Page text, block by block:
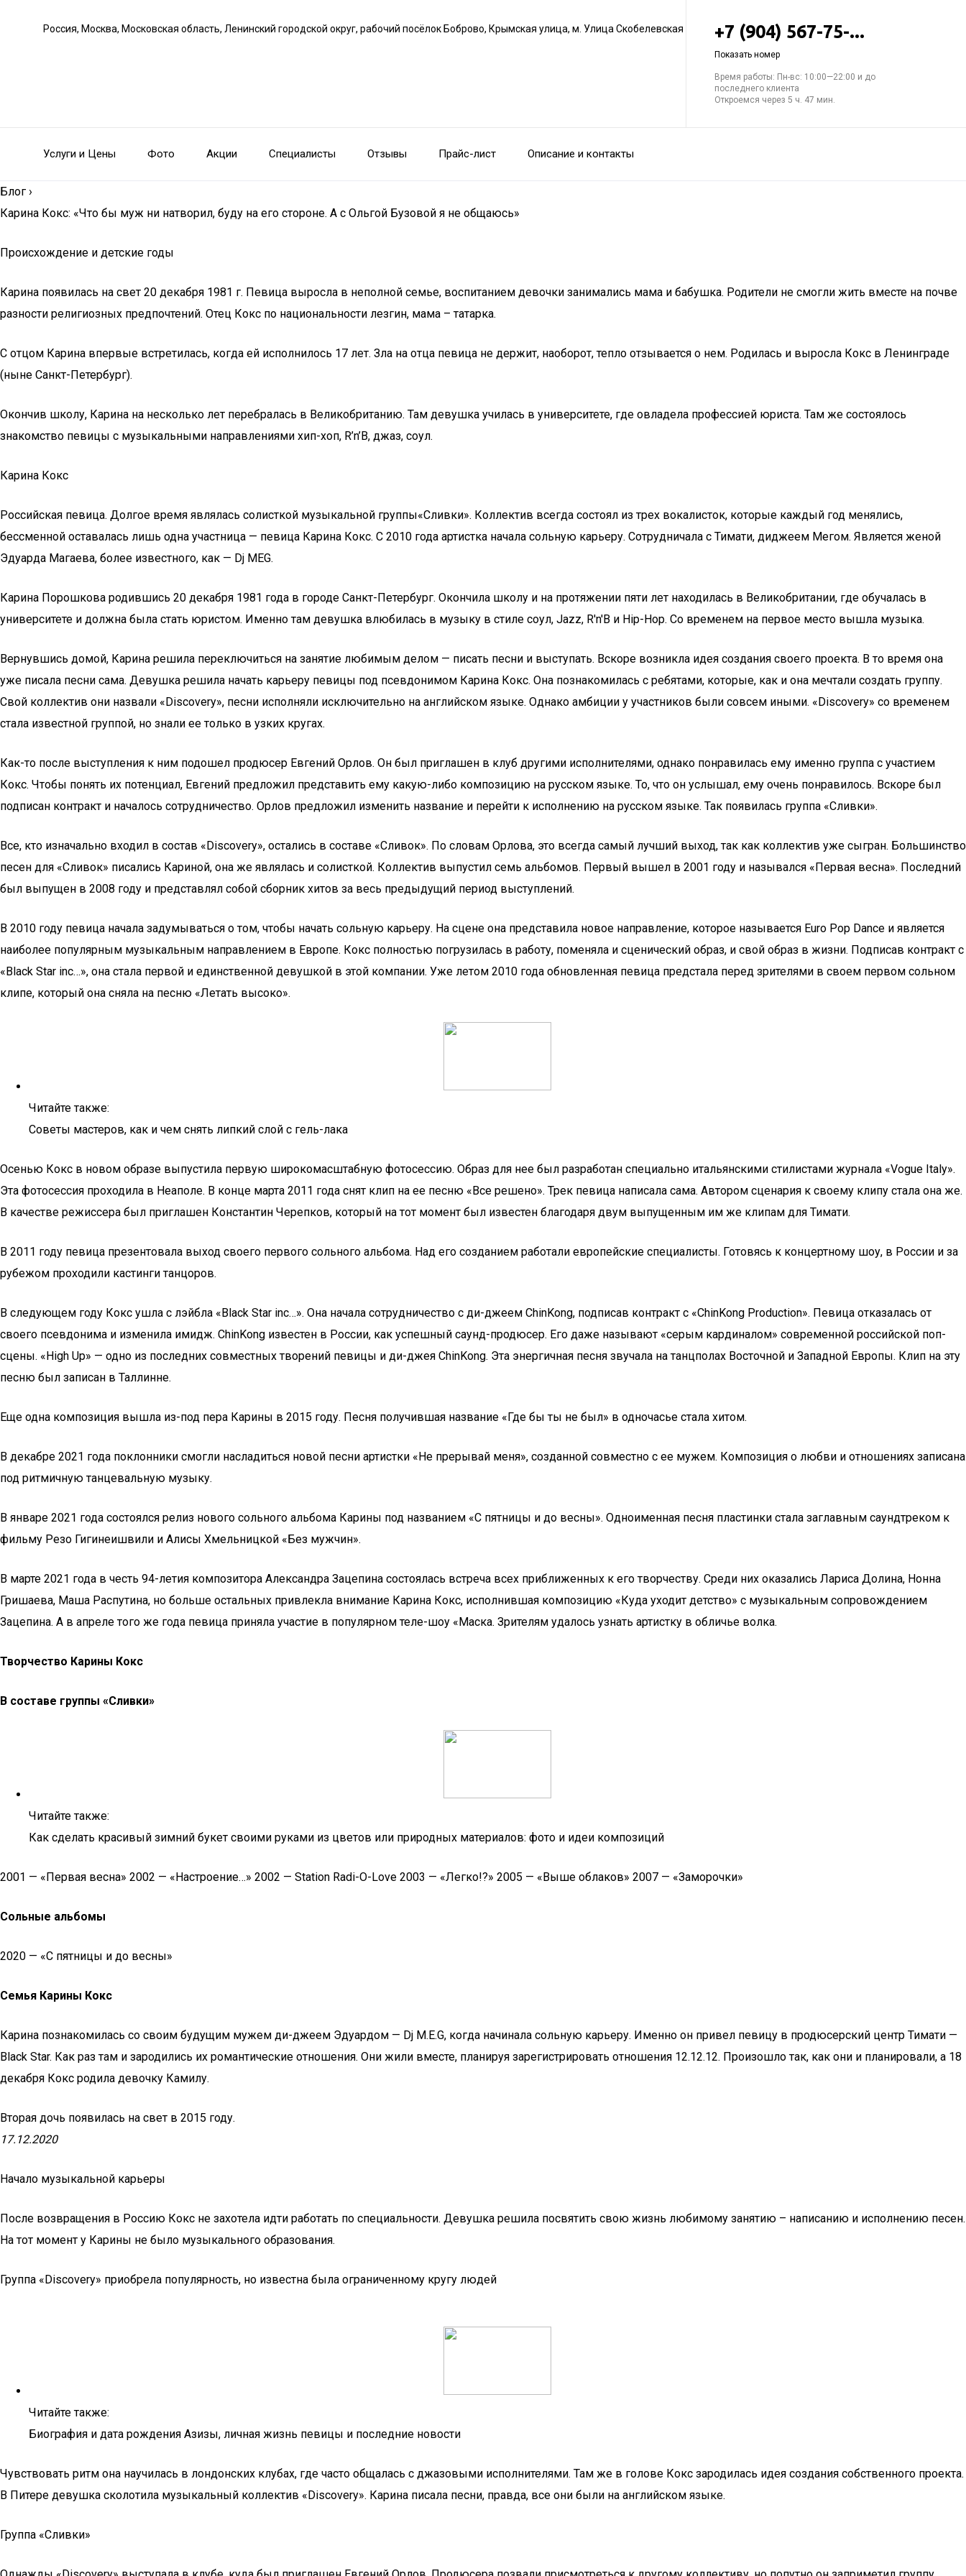
Россия, Москва, Московская область, Ленинский городской округ, рабочий посёлок Боброво, Крымская улица, м. Улица Скобелевская +7 (904) 567-75-...
Показать номер
Время работы: Пн-вс: 10:00—22:00 и до
последнего клиента
Откроемся через 5 ч. 47 мин.
Услуги и Цены Фото Акции Специалисты Отзывы Прайс-лист Описание и контакты
Блог ›
Карина Кокс: «Что бы муж ни натворил, буду на его стороне. А с Ольгой Бузовой я не общаюсь»
Происхождение и детские годы
Карина появилась на свет 20 декабря 1981 г. Певица выросла в неполной семье, воспитанием девочки занимались мама и бабушка. Родители не смогли жить вместе на почве
разности религиозных предпочтений. Отец Кокс по национальности лезгин, мама – татарка.
С отцом Карина впервые встретилась, когда ей исполнилось 17 лет. Зла на отца певица не держит, наоборот, тепло отзывается о нем. Родилась и выросла Кокс в Ленинграде
(ныне Санкт-Петербург).
Окончив школу, Карина на несколько лет перебралась в Великобританию. Там девушка училась в университете, где овладела профессией юриста. Там же состоялось
знакомство певицы с музыкальными направлениями хип-хоп, R’n’B, джаз, соул.
Карина Кокс
Российская певица. Долгое время являлась солисткой музыкальной группы«Сливки». Коллектив всегда состоял из трех вокалисток, которые каждый год менялись,
бессменной оставалась лишь одна участница — певица Карина Кокс. С 2010 года артистка начала сольную карьеру. Сотрудничала с Тимати, диджеем Мегом. Является женой
Эдуарда Магаева, более известного, как — Dj MEG.
Карина Порошкова родившись 20 декабря 1981 года в городе Санкт-Петербург. Окончила школу и на протяжении пяти лет находилась в Великобритании, где обучалась в
университете и должна была стать юристом. Именно там девушка влюбилась в музыку в стиле соул, Jazz, R′n′B и Hip-Hop. Со временем на первое место вышла музыка.
Вернувшись домой, Карина решила переключиться на занятие любимым делом — писать песни и выступать. Вскоре возникла идея создания своего проекта. В то время она
уже писала песни сама. Девушка решила начать карьеру певицы под псевдонимом Карина Кокс. Она познакомилась с ребятами, которые, как и она мечтали создать группу.
Свой коллектив они назвали «Discovery», песни исполняли исключительно на английском языке. Однако амбиции у участников были совсем иными. «Discovery» со временем
стала известной группой, но знали ее только в узких кругах.
Как-то после выступления к ним подошел продюсер Евгений Орлов. Он был приглашен в клуб другими исполнителями, однако понравилась ему именно группа с участием
Кокс. Чтобы понять их потенциал, Евгений предложил представить ему какую-либо композицию на русском языке. То, что он услышал, ему очень понравилось. Вскоре был
подписан контракт и началось сотрудничество. Орлов предложил изменить название и перейти к исполнению на русском языке. Так появилась группа «Сливки».
Все, кто изначально входил в состав «Discovery», остались в составе «Сливок». По словам Орлова, это всегда самый лучший выход, так как коллектив уже сыгран. Большинство
песен для «Сливок» писались Кариной, она же являлась и солисткой. Коллектив выпустил семь альбомов. Первый вышел в 2001 году и назывался «Первая весна». Последний
был выпущен в 2008 году и представлял собой сборник хитов за весь предыдущий период выступлений.
В 2010 году певица начала задумываться о том, чтобы начать сольную карьеру. На сцене она представила новое направление, которое называется Euro Pop Dance и является
наиболее популярным музыкальным направлением в Европе. Кокс полностью погрузилась в работу, поменяла и сценический образ, и свой образ в жизни. Подписав контракт с
«Black Star inc…», она стала первой и единственной девушкой в этой компании. Уже летом 2010 года обновленная певица предстала перед зрителями в своем первом сольном
клипе, который она сняла на песню «Летать высоко».
Читайте также:
Советы мастеров, как и чем снять липкий слой с гель-лака
Осенью Кокс в новом образе выпустила первую широкомасштабную фотосессию. Образ для нее был разработан специально итальянскими стилистами журнала «Vogue Italy».
Эта фотосессия проходила в Неаполе. В конце марта 2011 года снят клип на ее песню «Все решено». Трек певица написала сама. Автором сценария к своему клипу стала она же.
В качестве режиссера был приглашен Константин Черепков, который на тот момент был известен благодаря двум выпущенным им же клипам для Тимати.
В 2011 году певица презентовала выход своего первого сольного альбома. Над его созданием работали европейские специалисты. Готовясь к концертному шоу, в России и за
рубежом проходили кастинги танцоров.
В следующем году Кокс ушла с лэйбла «Black Star inc…». Она начала сотрудничество с ди-джеем ChinKong, подписав контракт с «ChinKong Production». Певица отказалась от
своего псевдонима и изменила имидж. ChinKong известен в России, как успешный саунд-продюсер. Его даже называют «серым кардиналом» современной российской поп-
сцены. «High Up» — одно из последних совместных творений певицы и ди-джея ChinKong. Эта энергичная песня звучала на танцполах Восточной и Западной Европы. Клип на эту
песню был записан в Таллинне.
Еще одна композиция вышла из-под пера Карины в 2015 году. Песня получившая название «Где бы ты не был» в одночасье стала хитом.
В декабре 2021 года поклонники смогли насладиться новой песни артистки «Не прерывай меня», созданной совместно с ее мужем. Композиция о любви и отношениях записана
под ритмичную танцевальную музыку.
В январе 2021 года состоялся релиз нового сольного альбома Карины под названием «С пятницы и до весны». Одноименная песня пластинки стала заглавным саундтреком к
фильму Резо Гигинеишвили и Алисы Хмельницкой «Без мужчин».
В марте 2021 года в честь 94-летия композитора Александра Зацепина состоялась встреча всех приближенных к его творчеству. Среди них оказались Лариса Долина, Нонна
Гришаева, Маша Распутина, но больше остальных привлекла внимание Карина Кокс, исполнившая композицию «Куда уходит детство» с музыкальным сопровождением
Зацепина. А в апреле того же года певица приняла участие в популярном теле-шоу «Маска. Зрителям удалось узнать артистку в обличье волка.
Творчество Карины Кокс
В составе группы «Сливки»
Читайте также:
Как сделать красивый зимний букет своими руками из цветов или природных материалов: фото и идеи композиций
2001 — «Первая весна» 2002 — «Настроение…» 2002 — Station Radi-O-Love 2003 — «Легко!?» 2005 — «Выше облаков» 2007 — «Заморочки»
Сольные альбомы
2020 — «С пятницы и до весны»
Семья Карины Кокс
Карина познакомилась со своим будущим мужем ди-джеем Эдуардом — Dj M.E.G, когда начинала сольную карьеру. Именно он привел певицу в продюсерский центр Тимати —
Black Star. Как раз там и зародились их романтические отношения. Они жили вместе, планируя зарегистрировать отношения 12.12.12. Произошло так, как они и планировали, а 18
декабря Кокс родила девочку Камилу.
Вторая дочь появилась на свет в 2015 году.
17.12.2020
Начало музыкальной карьеры
После возвращения в Россию Кокс не захотела идти работать по специальности. Девушка решила посвятить свою жизнь любимому занятию – написанию и исполнению песен.
На тот момент у Карины не было музыкального образования.
Группа «Discovery» приобрела популярность, но известна была ограниченному кругу людей
Читайте также:
Биография и дата рождения Азизы, личная жизнь певицы и последние новости
Чувствовать ритм она научилась в лондонских клубах, где часто общалась с джазовыми исполнителями. Там же в голове Кокс зародилась идея создания собственного проекта.
В Питере девушка сколотила музыкальный коллектив «Discovery». Карина писала песни, правда, все они были на английском языке.
Группа «Сливки»